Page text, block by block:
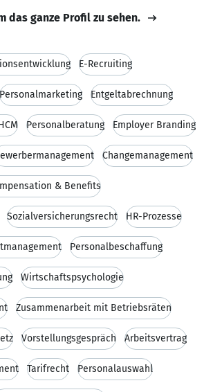
das ganze Profil zu sehen.
E-Recruiting
Personalmarketing Entgeltabrechnung
Personalberatung Employer Branding
Changemanagement
& Benefits
Sozialversicherungsrecht HR-Prozesse
Personalbeschaffung
Wirtschaftspsychologie
Zusammenarbeit mit Betriebsräten
Vorstellungsgespräch Arbeitsvertrag
Tarifrecht Personalauswahl